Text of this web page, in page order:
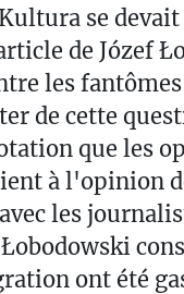
se
de Józef
les
de cette
que les
à l'opinion
les
ont été